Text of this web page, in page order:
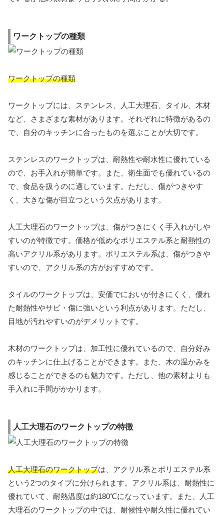
ワークトップの種類
ワークトップの種類
ワークトップには、ステンレス、人工大理石、タイル、木材
など、さまざまな素材があります。それぞれに特徴があるの
で、自分のキッチンに合ったものを選ぶことが大切です。
ステンレスのワークトップは、耐熱性や耐水性に優れている
ので、お手入れが簡単です。また、衛生面でも優れているの
で、食品を扱うのに適しています。ただし、傷がつきやす
く、大きな傷が目立つという欠点があります。
人工大理石のワークトップは、傷がつきにくく手入れがしや
すいのが特徴です。価格が低めなポリエステル系と耐熱性の
高いアクリル系があります。ポリエステル系は、傷がつきや
すいので、アクリル系の方がおすすめです。
タイルのワークトップは、安価でにおいが付きにくく、優れ
た耐熱性やサビ・傷に強いという利点があります。ただし、
目地が汚れやすいのがデメリットです。
木材のワークトップは、加工性に優れているので、自分好み
のキッチンに仕上げることができます。また、木の温かみを
感じることができるのも魅力です。ただし、他の素材よりも
手入れに手間がかかります。
人工大理石のワークトップの特徴
人工大理石のワークトップは、アクリル系とポリエステル系
という2つのタイプに分けられます。アクリル系は、耐熱性に
優れていて、耐熱温度は約180℃になっています。また、人工
大理石のワークトップの中では、耐候性や耐久性に優れてい